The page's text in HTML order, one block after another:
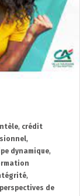
, crédit
,
dynamique,
,
perspectives de